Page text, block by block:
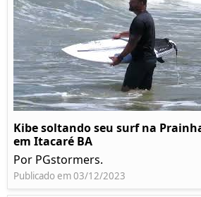
Kibe soltando seu surf na
em Itacaré BA
Por PGstormers.
Publicado em 03/12/2023